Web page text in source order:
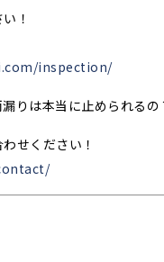
！
inspection/
りは本当に止められるの
せください！